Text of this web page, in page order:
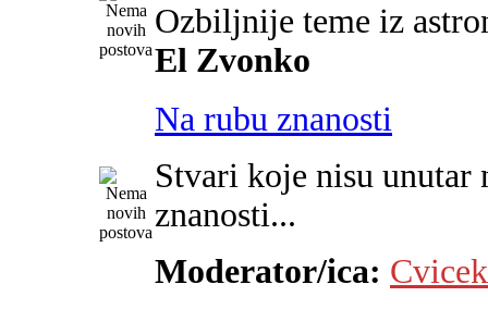
Ozbiljnije teme iz
El Zvonko
Na rubu znanosti
Stvari koje nisu unutar
znanosti...
Moderator/ica: Cvicek